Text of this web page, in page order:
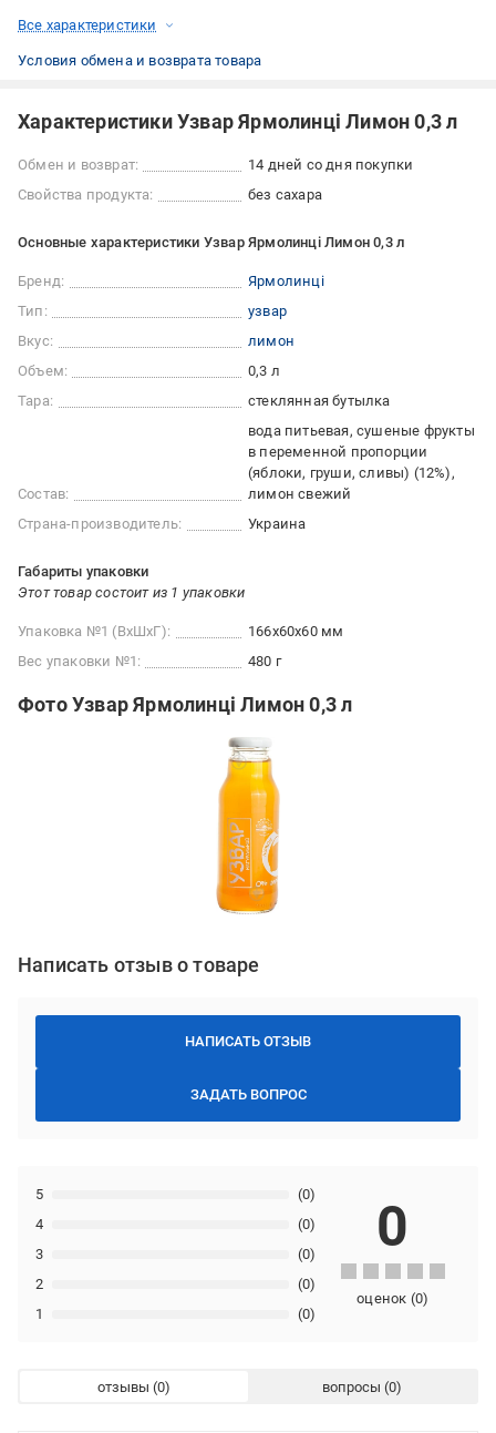
Все характеристики
Условия обмена и возврата товара
Характеристики Узвар Ярмолинці Лимон 0,3 л
Обмен и возврат:
14 дней со дня покупки
Свойства продукта:
без сахара
Основные характеристики Узвар Ярмолинці Лимон 0,3 л
Бренд:
Ярмолинці
Тип:
узвар
Вкус:
лимон
Объем:
0,3 л
Тара:
стеклянная бутылка
Состав:
вода питьевая, сушеные фрукты
в переменной пропорции
(яблоки, груши, сливы) (12%),
лимон свежий
Страна-производитель:
Украина
Габариты упаковки
Этот товар состоит из 1 упаковки
Упаковка №1 (ВхШхГ):
166x60x60 мм
Вес упаковки №1:
480 г
Фото Узвар Ярмолинці Лимон 0,3 л
Написать отзыв о товаре
НАПИСАТЬ ОТЗЫВ
ЗАДАТЬ ВОПРОС
1 (0)
2 (0)
3 (0)
4 (0)
5 (0)
0
оценок (0)
отзывы вопросы